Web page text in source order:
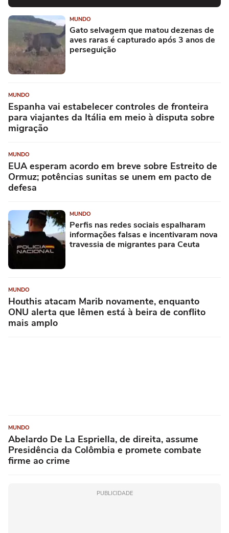
MUNDO
Gato selvagem que matou dezenas de
aves raras é capturado após 3 anos de
perseguição
MUNDO
Espanha vai estabelecer controles de fronteira
para viajantes da Itália em meio à disputa sobre
migração
MUNDO
EUA esperam acordo em breve sobre Estreito de
Ormuz; potências sunitas se unem em pacto de
defesa
MUNDO
Perfis nas redes sociais espalharam
informações falsas e incentivaram nova
travessia de migrantes para Ceuta
MUNDO
Houthis atacam Marib novamente, enquanto
ONU alerta que Iêmen está à beira de conflito
mais amplo
MUNDO
Abelardo De La Espriella, de direita, assume
Presidência da Colômbia e promete combate
firme ao crime
PUBLICIDADE